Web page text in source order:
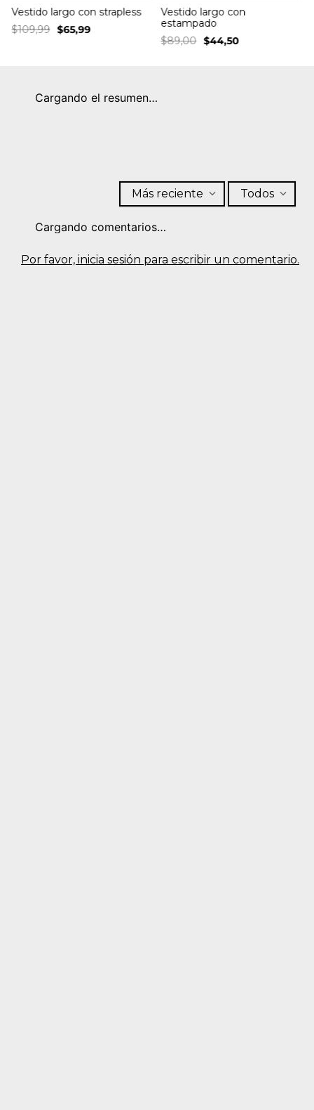
Vestido largo con strapless
$109,99 $65,99
Vestido largo con
estampado
$89,00 $44,50
Cargando el resumen…
Por favor, inicia sesión para escribir un comentario.
Más reciente Todos
Cargando comentarios…